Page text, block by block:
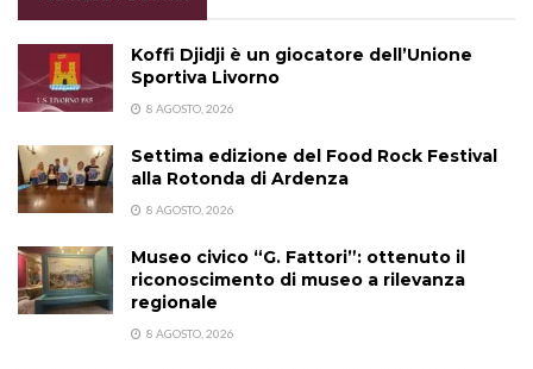
Koffi Djidji è un giocatore dell’Unione
Sportiva Livorno
8 AGOSTO, 2026
Settima edizione del Food Rock Festival
alla Rotonda di Ardenza
8 AGOSTO, 2026
Museo civico “G. Fattori”: ottenuto il
riconoscimento di museo a rilevanza
regionale
8 AGOSTO, 2026